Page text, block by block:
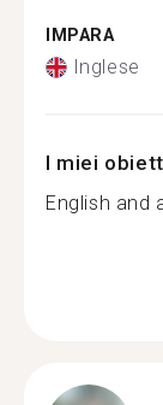
IMPARA
Inglese
I miei
English and